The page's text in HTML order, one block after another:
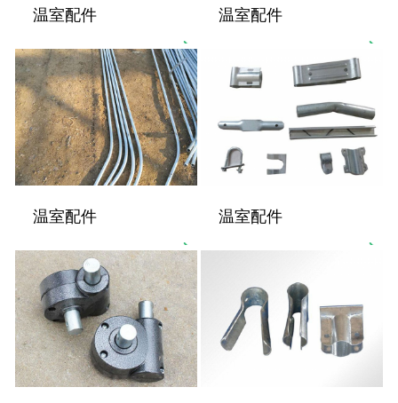
温室配件 温室配件
温室配件 温室配件